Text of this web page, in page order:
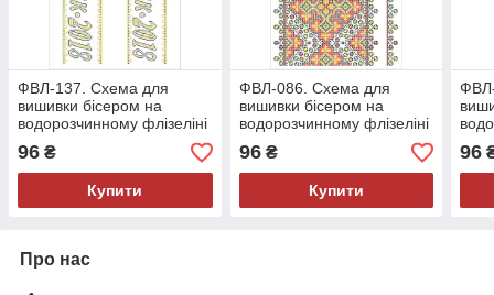
ФВЛ-137. Схема для
вишивки бісером на
водорозчинному флізеліні
96 ₴
Купити
ФВЛ-086. Схема для
вишивки бісером на
водорозчинному флізеліні
96₴
Купити
96
Про нас